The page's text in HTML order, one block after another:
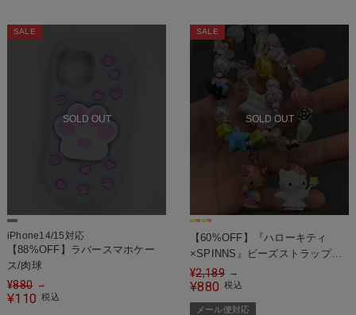
SOLD OUT
SALE
iPhone14/15対応
【88%OFF】ラバースマホケー
ス/肉球
¥880 →
¥110 税込
SOLD OUT
SALE
【60%OFF】『ハローキティ
×SPINNS』ビーズストラップ＜
メール便対応＞
¥2,189 →
¥880 税込
メール便対応